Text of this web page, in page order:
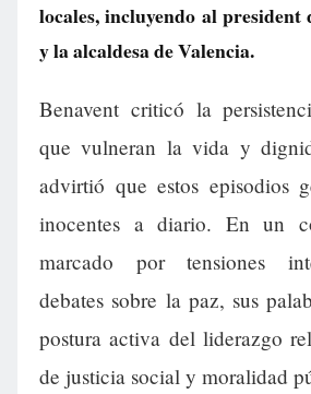
locales, incluyendo al
y la alcaldesa de Valencia.
Benavent criticó la
que vulneran la vida y
advirtió que estos episodios
inocentes a diario. En un
marcado por tensiones
debates sobre la paz, sus
postura activa del liderazgo
de justicia social y moralidad